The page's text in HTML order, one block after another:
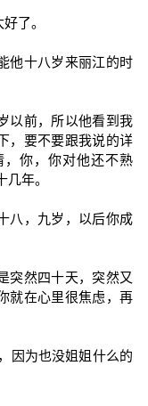
了。
他十八岁来丽江的时
以前，所以他看到我
，要不要跟我说的详
你，你对他还不熟
年。
八，九岁，以后你成
突然四十天，突然又
就在心里很焦虑，再
因为也没姐姐什么的